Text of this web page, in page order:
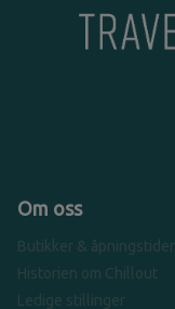
Om oss
Butikker & åpningstider
Historien om Chillout
Ledige stillinger